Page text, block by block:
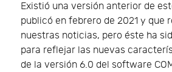
Existió una versión anterior de
publicó en febrero de 2021 y que
nuestras noticias, pero éste ha
para reflejar las nuevas
de la versión 6.0 del software